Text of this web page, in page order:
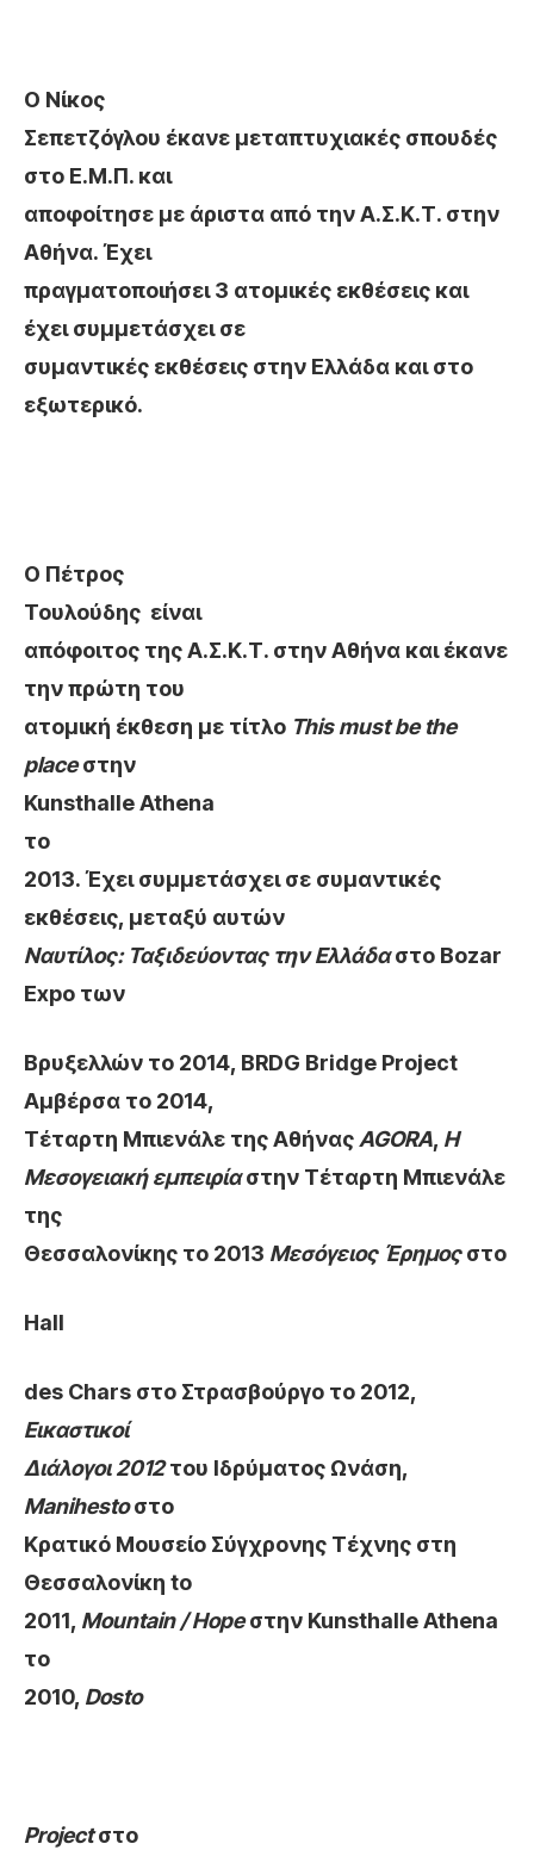
Ο Νίκος
Σεπετζόγλου έκανε μεταπτυχιακές σπουδές
στο Ε.Μ.Π. και
αποφοίτησε με άριστα από την Α.Σ.Κ.Τ. στην
Αθήνα. Έχει
πραγματοποιήσει 3 ατομικές εκθέσεις και
έχει συμμετάσχει σε
συμαντικές εκθέσεις στην Ελλάδα και στο
εξωτερικό.
Ο Πέτρος
Τουλούδης είναι
απόφοιτος της Α.Σ.Κ.Τ. στην Αθήνα και έκανε
την πρώτη του
ατομική έκθεση με τίτλο This must be the
placeστην
Kunsthalle Athena
το
2013. Έχει συμμετάσχει σε συμαντικές
εκθέσεις, μεταξύ αυτών
Nαυτίλος: Ταξιδεύοντας την Ελλάδαστο Bozar
Expo των
Βρυξελλών το 2014, BRDG Bridge Project
Αμβέρσα το 2014,
Τέταρτη Μπιενάλε της Αθήνας AGORA, Η
Μεσογειακή εμπειρίαστην Τέταρτη Μπιενάλε
της
Θεσσαλονίκης το 2013 Μεσόγειος Έρημοςστο
Hall
des Chars στο Στρασβούργο το 2012,
Εικαστικοί
Διάλογοι 2012του Ιδρύματος Ωνάση,
Manihestoστο
Κρατικό Μουσείο Σύγχρονης Τέχνης στη
Θεσσαλονίκη to
2011, Mountain / Hopeστην Kunsthalle Athena
το
2010, Dosto
Projectστο